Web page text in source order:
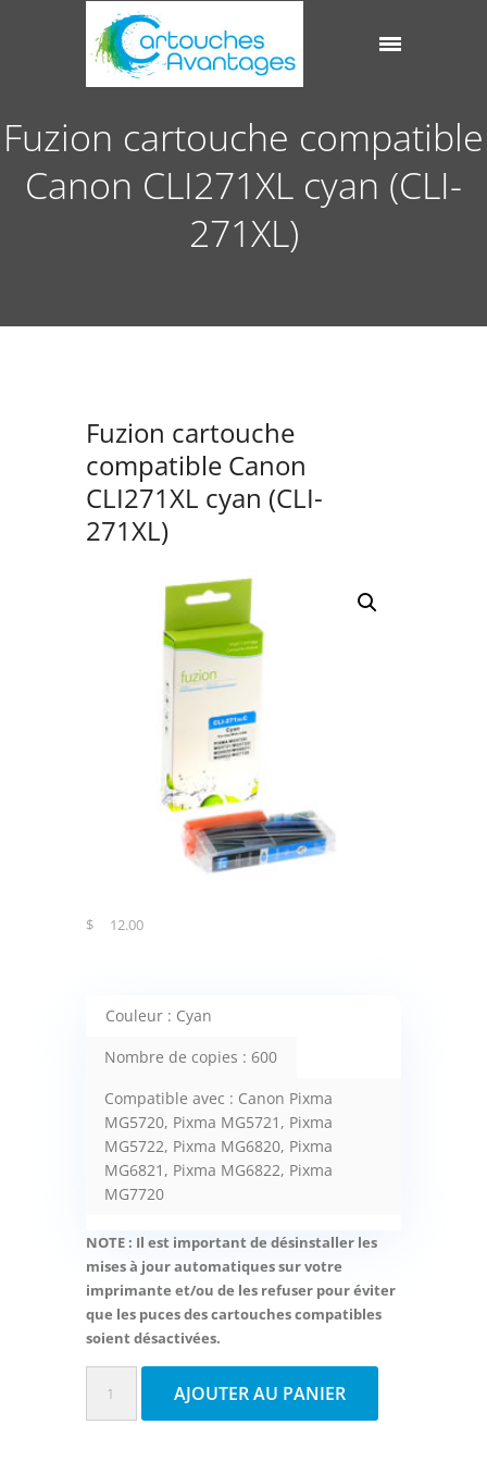
Fuzion cartouche compatible
Canon CLI271XL cyan (CLI-
271XL)
Fuzion cartouche
compatible Canon
CLI271XL cyan (CLI-
271XL)
$ 12.00
Couleur : Cyan
Nombre de copies : 600
Compatible avec : Canon Pixma
MG5720, Pixma MG5721, Pixma
MG5722, Pixma MG6820, Pixma
MG6821, Pixma MG6822, Pixma
MG7720
NOTE : Il est important de désinstaller les
mises à jour automatiques sur votre
imprimante et/ou de les refuser pour éviter
que les puces des cartouches compatibles
soient désactivées.
AJOUTER AU PANIER